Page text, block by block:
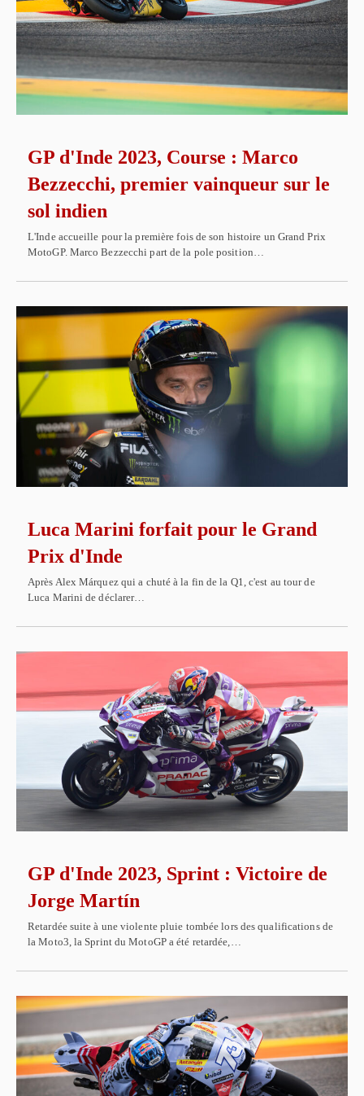
GP d'Inde 2023, Course : Marco
Bezzecchi, premier vainqueur sur le
sol indien
L'Inde accueille pour la première fois de son histoire un Grand Prix
MotoGP. Marco Bezzecchi part de la pole position…
Luca Marini forfait pour le Grand
Prix d'Inde
Après Alex Márquez qui a chuté à la fin de la Q1, c'est au tour de
Luca Marini de déclarer…
GP d'Inde 2023, Sprint : Victoire de
Jorge Martín
Retardée suite à une violente pluie tombée lors des qualifications de
la Moto3, la Sprint du MotoGP a été retardée,…